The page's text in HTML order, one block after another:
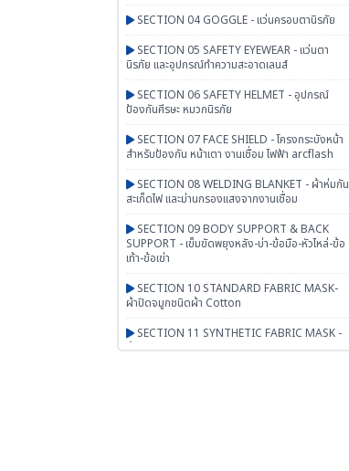
SECTION 04 GOGGLE - แว่นครอบตานิรภัย
SECTION 05 SAFETY EYEWEAR - แว่นตา
นิรภัย และอุปกรณ์ทำความสะอาดเลนส์
SECTION 06 SAFETY HELMET - อุปกรณ์
ป้องกันศีรษะ หมวกนิรภัย
SECTION 07 FACE SHIELD - โครงกระบังหน้า
สำหรับป้องกัน หน้าเตา งานเชื่อม ไฟฟ้า arcflash
SECTION 08 WELDING BLANKET - ผ้าห่มกัน
สะเก็ดไฟ และม่านกรองแสงจากงานเชื่อม
SECTION 09 BODY SUPPORT & BACK
SUPPORT - เข็มขัดพยุงหลัง-บ่า-ข้อมือ-หัวไหล่-ข้อ
เท้า-ข้อเข่า
SECTION 10 STANDARD FABRIC MASK-
ผ้าปิดจมูกชนิดผ้า Cotton
SECTION 11 SYNTHETIC FABRIC MASK -
ผ้าปิดจมูกเสริมใยสังเคราะห์ UN95 SERIES